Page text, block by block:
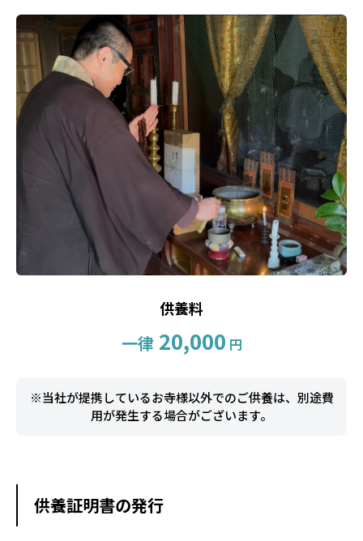
供養料
一律 20,000 円
※当社が提携しているお寺様以外でのご供養は、別途費
用が発生する場合がございます。
供養証明書の発行